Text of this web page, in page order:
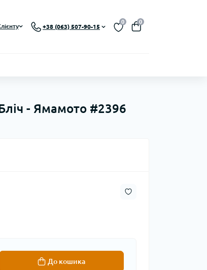
+38 (063) 507-90-15
0 0
- Ямамото #2396
До кошика